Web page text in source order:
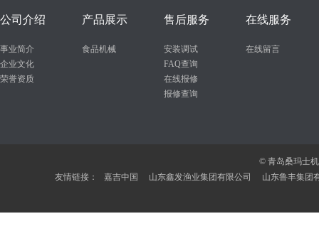
公司介绍
事业简介
企业文化
荣誉资质
产品展示
食品机械
售后服务
安装调试
FAQ查询
在线报修
报修查询
在线服务
在线留言
© 青岛桑玛士
友情链接：
嘉吉中国 山东鑫发渔业集团有限公司 山东鲁丰集团